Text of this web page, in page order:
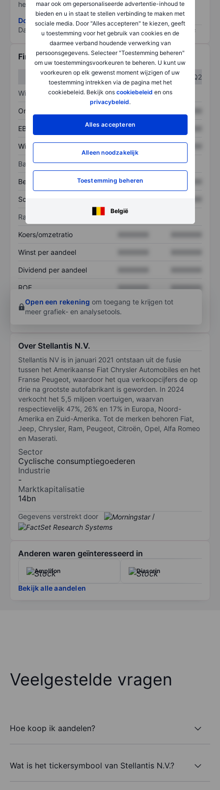
maar ook om gepersonaliseerde advertentie-inhoud te
bieden en u in staat te stellen verbinding te maken met
sociale media. Door "Alles accepteren" te kiezen, geeft
u toestemming voor het gebruik van cookies en de
daarmee verband houdende verwerking van
persoonsgegevens. Selecteer "Toestemming beheren"
om uw toestemmingsvoorkeuren te beheren. U kunt uw
voorkeuren op elk gewenst moment wijzigen of uw
toestemming intrekken via de pagina met het
cookiebeleid. Bekijk ons cookiebeleid en ons
privacybeleid.
Alles accepteren
Alleen noodzakelijk
Toestemming beheren
België
het grootste risico).
Download de ESG-risicomethodologie
Data provided by
Financiële gegevens
Q1
Q2
Winst/verlies
Omzet
EBITDA XXXXXXX
Winst XXXXXXX
Balans
Bezittingen XXXXXXX
Schulden
Ratio's
Koers/omzetratio
Winst per aandeel
Dividend per aandeel
ROE XXXXXXX
XXXXXXX
Open een rekening om toegang te krijgen tot
meer grafiek- en analysetools.
Over Stellantis N.V.
Stellantis NV is in januari 2021 ontstaan uit de fusie
tussen het Amerikaanse Fiat Chrysler Automobiles en het
Franse Peugeot, waardoor het qua verkoopcijfers de op
drie na grootste autofabrikant is geworden. In 2024
verkocht het 5,5 miljoen voertuigen, waarvan
respectievelijk 47%, 26% en 17% in Europa, Noord-
Amerika en Zuid-Amerika. Tot de merken behoren Fiat,
Jeep, Chrysler, Ram, Peugeot, Citroën, Opel, Alfa Romeo
en Maserati.
Sector
Cyclische consumptiegoederen
Industrie
-
Marktkapitalisatie
14bn
Gegevens verstrekt door /
Anderen waren geïnteresseerd in
Amplifon Diasorin
Bekijk alle aandelen
Veelgestelde vragen
Hoe koop ik aandelen?
Wat is het tickersymbool van Stellantis N.V.?